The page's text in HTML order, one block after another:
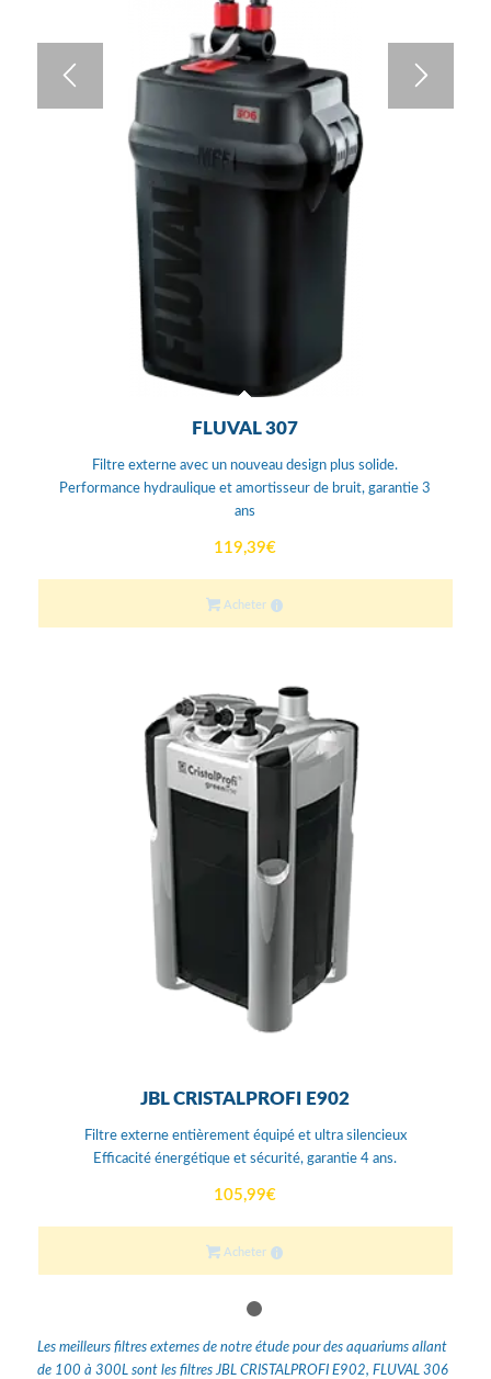
FLUVAL 307
Filtre externe avec un nouveau design plus solide.
Performance hydraulique et amortisseur de bruit, garantie 3
ans
119,39€
Acheter
JBL CRISTALPROFI E902
Filtre externe entièrement équipé et ultra silencieux
Efficacité énergétique et sécurité, garantie 4 ans.
105,99€
Acheter
Les meilleurs filtres externes de notre étude pour des aquariums allant
de 100 à 300L sont les filtres JBL CRISTALPROFI E902, FLUVAL 306